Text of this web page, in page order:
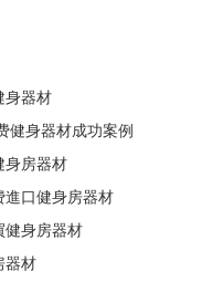
身器材
健身器材成功案例
身房器材
口健身房器材
健身房器材
器材